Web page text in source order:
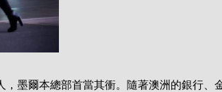
墨爾本總部首當其衝。隨著澳洲的銀行